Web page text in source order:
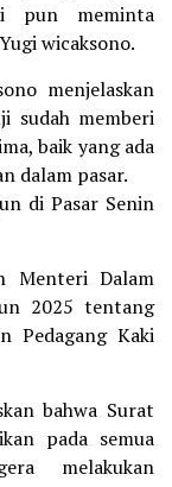
pun meminta
wicaksono.
menjelaskan
sudah memberi
baik yang ada
dalam pasar.
di Pasar Senin
Menteri Dalam
2025 tentang
Pedagang Kaki
bahwa Surat
pada semua
melakukan